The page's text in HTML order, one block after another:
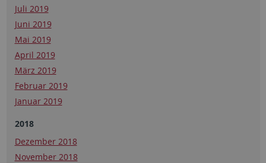
Juli 2019
Juni 2019
Mai 2019
April 2019
März 2019
Februar 2019
Januar 2019
2018
Dezember 2018
November 2018